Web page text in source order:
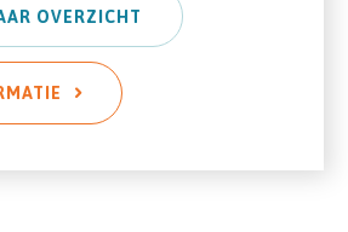
OVERZICHT